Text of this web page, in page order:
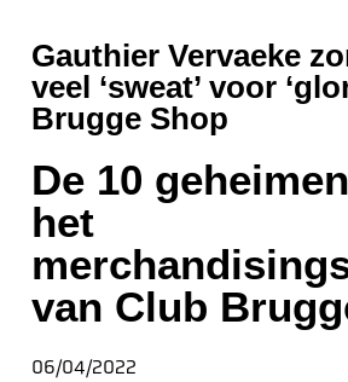
Gauthier Vervaeke
veel ‘sweat’ voor
Brugge Shop
De 10
het
van Club
06/04/2022